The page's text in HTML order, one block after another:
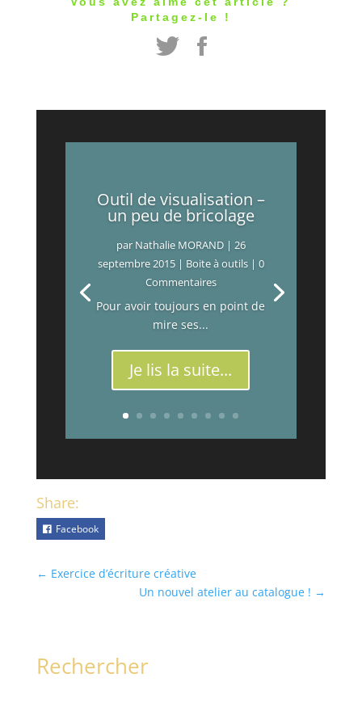
Partagez-le !
Outil de visualisation –
un peu de bricolage
par Nathalie MORAND| 26
septembre 2015| Boite à outils| 0
Commentaires
Pour avoir toujours en point de
mire ses...
Je lis la suite...
Share:
Facebook
← Exercice d’écriture créative
Un nouvel atelier au catalogue ! →
Rechercher